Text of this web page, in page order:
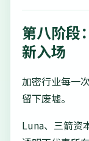
第八阶段
新入场
加密行业每一
留下废墟。
Luna、三箭资